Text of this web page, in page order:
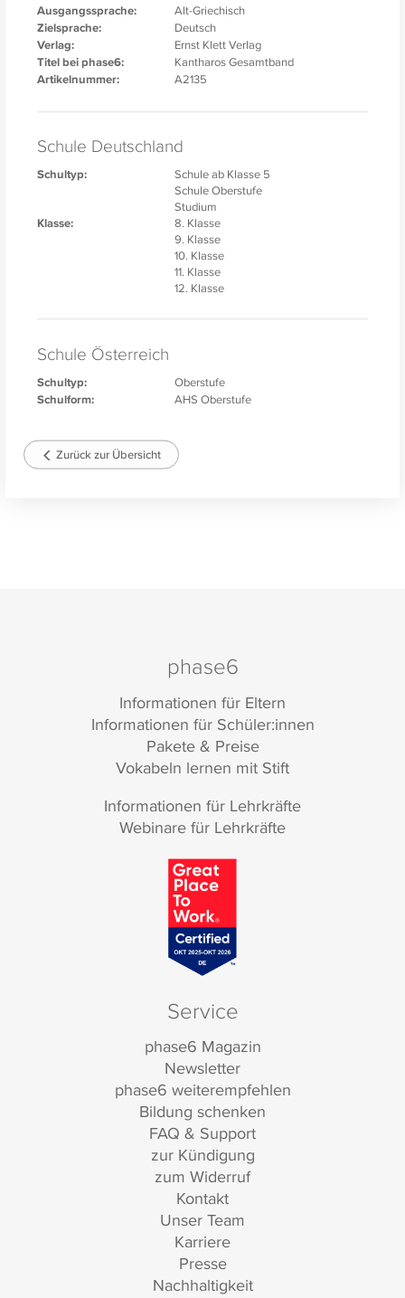
Ausgangssprache: Alt-Griechisch
Zielsprache: Deutsch
Verlag: Ernst Klett Verlag
Titel bei phase6: Kantharos Gesamtband
Artikelnummer: A2135
Schule Deutschland
Schultyp:
Schule ab Klasse 5
Schule Oberstufe
Studium
Klasse:
8. Klasse
9. Klasse
10. Klasse
11. Klasse
12. Klasse
Schule Österreich
Schultyp: Oberstufe
Schulform: AHS Oberstufe
Zurück zur Übersicht
phase6
Informationen für Eltern
Informationen für Schüler:innen
Pakete & Preise
Vokabeln lernen mit Stift
Informationen für Lehrkräfte
Webinare für Lehrkräfte
Service
phase6 Magazin
Newsletter
phase6 weiterempfehlen
Bildung schenken
FAQ & Support
zur Kündigung
zum Widerruf
Kontakt
Unser Team
Karriere
Presse
Nachhaltigkeit